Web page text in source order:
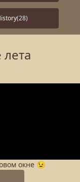
(28)
окне 😉